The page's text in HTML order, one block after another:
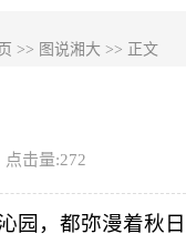
>> 图说湘大 >> 正文
点击量:272
园，都弥漫着秋日